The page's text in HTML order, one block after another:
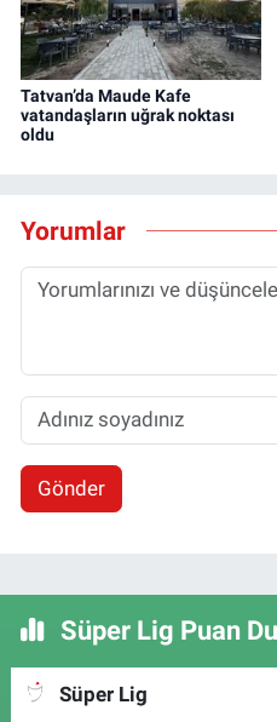
Tatvan’da Maude Kafe
vatandaşların uğrak noktası
oldu
Yorumlar
Gönder
Süper Lig Puan
Süper Lig